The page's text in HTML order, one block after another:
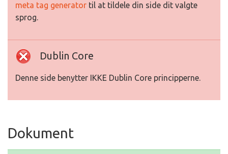
meta tag generator til at tildele din side dit valgte
sprog.
Dublin Core
Denne side benytter IKKE Dublin Core principperne.
Dokument